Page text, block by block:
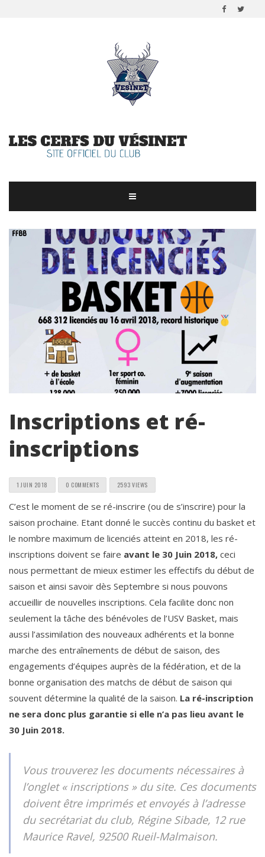
Inscriptions et ré-
inscriptions
1 JUIN 2018 0 COMMENTS 2593 VIEWS
C’est le moment de se ré-inscrire (ou de s’inscrire) pour la
saison prochaine. Etant donné le succès continu du basket et
le nombre maximum de licenciés atteint en 2018, les ré-
inscriptions doivent se faire avant le 30 Juin 2018, ceci
nous permettant de mieux estimer les effectifs du début de
saison et ainsi savoir dès Septembre si nous pouvons
accueillir de nouvelles inscriptions. Cela facilite donc non
seulement la tâche des bénévoles de l’USV Basket, mais
aussi l’assimilation des nouveaux adhérents et la bonne
marche des entraînements de début de saison, des
engagements d’équipes auprès de la fédération, et de la
bonne organisation des matchs de début de saison qui
souvent détermine la qualité de la saison. La ré-inscription
ne sera donc plus garantie si elle n’a pas lieu avant le
30 Juin 2018.
Vous trouverez les documents nécessaires à
l’onglet « inscriptions » du site. Ces documents
doivent être imprimés et envoyés à l’adresse
du secrétariat du club, Régine Sibade, 12 rue
Maurice Ravel, 92500 Rueil-Malmaison.